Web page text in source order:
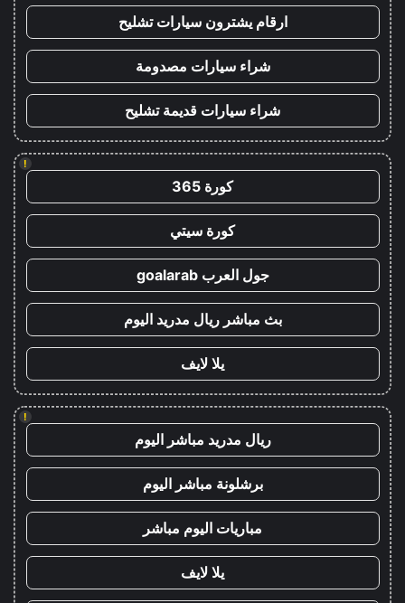
ارقام يشترون سيارات تشليح
شراء سيارات مصدومة
شراء سيارات قديمة تشليح
!
كورة 365
كورة سيتي
جول العرب goalarab
بث مباشر ريال مدريد اليوم
يلا لايف
!
ريال مدريد مباشر اليوم
برشلونة مباشر اليوم
مباريات اليوم مباشر
يلا لايف